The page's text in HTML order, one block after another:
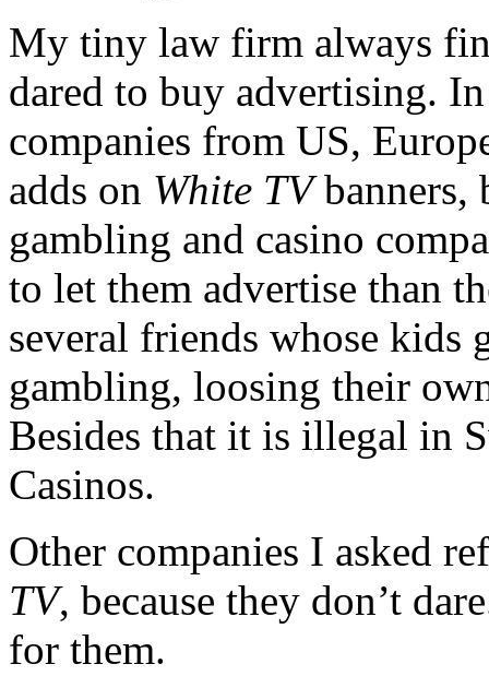
My tiny law firm always
dared to buy advertising.
companies from US,
adds on White TVbanners,
gambling and casino
to let them advertise than
several friends whose kids
gambling, loosing their
Besides that it is illegal in
Casinos.
Other companies I asked
TV, because they don’t
for them.